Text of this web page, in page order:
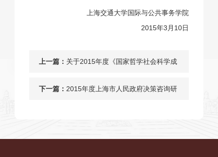
上海交通大学国际与公共事务学院
2015年3月10日
上一篇： 关于2015年度《国家哲学社会科学成
果文库》申报工作的通知
下一篇： 2015年度上海市人民政府决策咨询研